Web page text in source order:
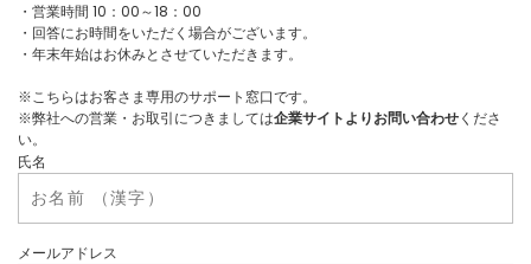
・営業時間 10：00～18：00
・回答にお時間をいただく場合がございます。
・年末年始はお休みとさせていただきます。
※こちらはお客さま専用のサポート窓口です。
※弊社への営業・お取引につきましては企業サイトよりお問い合わせくださ
い。
氏名
メールアドレス